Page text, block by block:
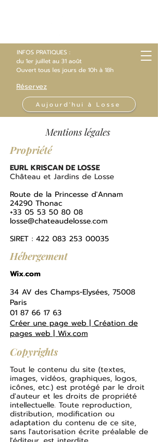
INFOS PRATIQUES :
du 1er juillet au 31 août
Ouvert tous les jours de 10h à 18h
Réservez
Aujourd'hui à Losse
Mentions légales
Propriété
EURL KRISCAN DE LOSSE
Château et Jardins de Losse
Route de la Princesse d'Annam
24290 Thonac
+33 05 53 50 80 08
losse@chateaudelosse.com
SIRET : 422 083 253 00035
Hébergement
Wix.com
34 AV des Champs-Elysées, 75008
Paris
01 87 66 17 63
Créer une page web | Création de
pages web | Wix.com
Copyrights
Tout le contenu du site (textes,
images, vidéos, graphiques, logos,
icônes, etc.) est protégé par le droit
d'auteur et les droits de propriété
intellectuelle. Toute reproduction,
distribution, modification ou
adaptation du contenu de ce site,
sans l'autorisation écrite préalable de